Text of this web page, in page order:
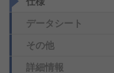
データシート
その他
詳細情報